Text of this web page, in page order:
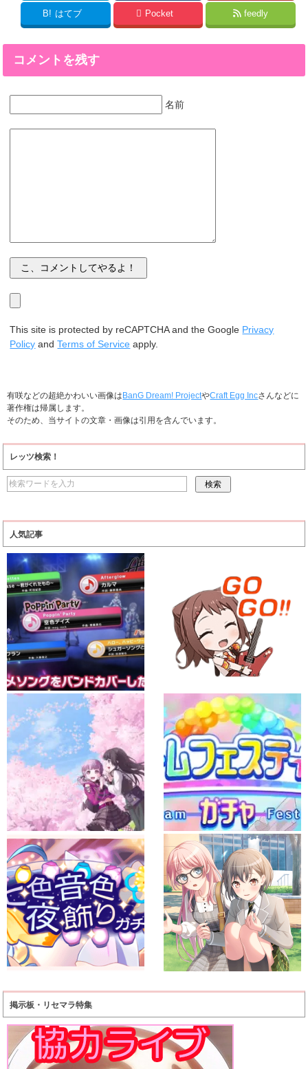
B! はてブ Pocket feedly
コメントを残す
名前
This site is protected by reCAPTCHA and the Google Privacy
Policy andTerms of Service apply.
有咲などの超絶かわいい画像はBanG Dream! ProjectやCraft Egg Incさんなどに
著作権は帰属します。
そのため、当サイトの文章・画像は引用を含んでいます。
レッツ検索！
人気記事
掲示板・リセマラ特集